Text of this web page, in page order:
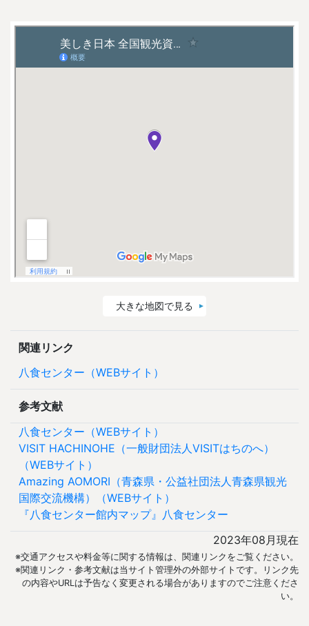
大きな地図で見る
関連リンク
八食センター（WEBサイト）
参考文献
八食センター（WEBサイト）
VISIT HACHINOHE（一般財団法人VISITはちのへ）
（WEBサイト）
Amazing AOMORI（青森県・公益社団法人青森県観光
国際交流機構）（WEBサイト）
『八食センター館内マップ』八食センター
2023年08月現在
※交通アクセスや料金等に関する情報は、関連リンクをご覧ください。
※関連リンク・参考文献は当サイト管理外の外部サイトです。リンク先
の内容やURLは予告なく変更される場合がありますのでご注意くださ
い。